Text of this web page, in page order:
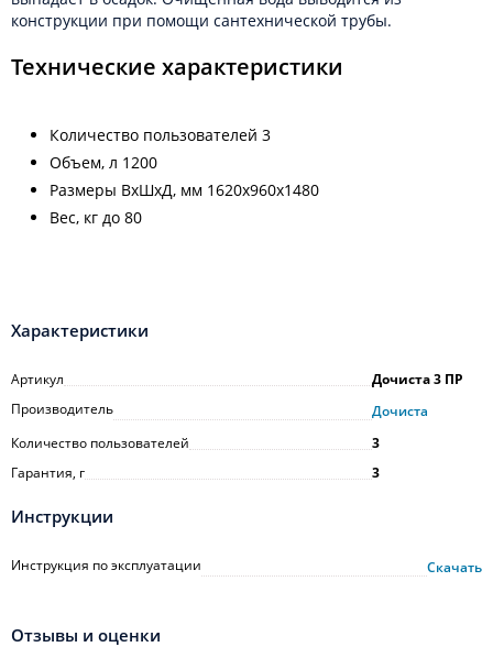
конструкции при помощи сантехнической трубы.
Технические характеристики
Количество пользователей 3
Объем, л 1200
Размеры ВхШхД, мм 1620х960х1480
Вес, кг до 80
Характеристики
Артикул
Дочиста 3 ПР
Производитель
Дочиста
Количество пользователей
3
Гарантия, г
3
Инструкции
Инструкция по эксплуатации Скачать
Отзывы и оценки